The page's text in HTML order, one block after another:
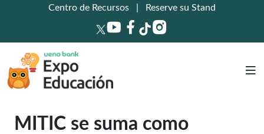
Centro de Recursos Reserve su Stand
MITIC se suma como